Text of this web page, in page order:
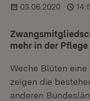
03.06.2020
mehr in der
Weche Blüten eine
zeigen die
anderen